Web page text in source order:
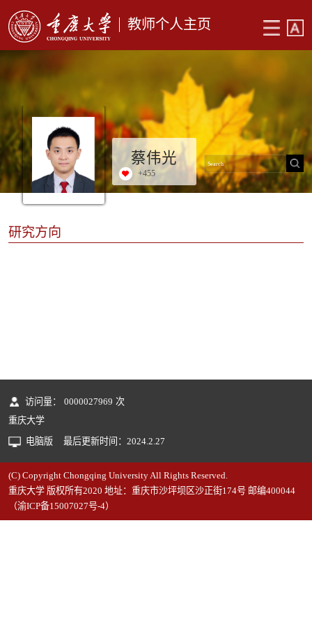
教师个人主页
蔡伟光
+455
研究方向
访问量： 0000027969 次
重庆大学
电脑版
最后更新时间： 2024. 2 27
(C) Copyright Chongqing University All Rights Reserved.
重庆大学 版权所有2020 地址：重庆市沙坪坝区沙正街174号 邮编400044
（渝ICP备15007027号-4）